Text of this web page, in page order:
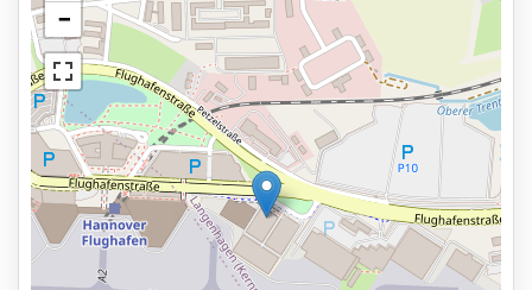
Ansicht auf der Karte
−